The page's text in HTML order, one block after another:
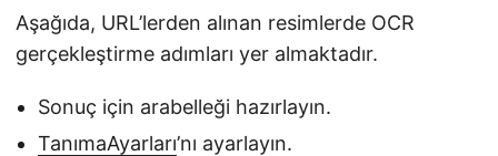
Aşağıda, URL’lerden alınan resimlerde OCR
gerçekleştirme adımları yer almaktadır.
Sonuç için arabelleği hazırlayın.
TanımaAyarları’nı ayarlayın.